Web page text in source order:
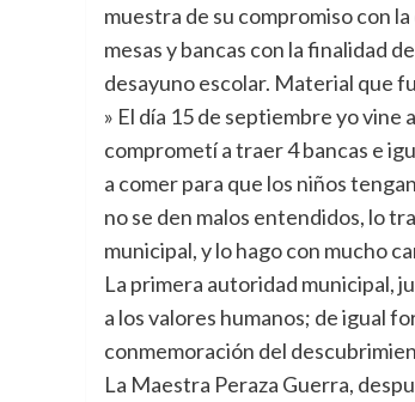
muestra de su compromiso con
mesas y bancas con la finalidad
desayuno escolar. Material que
» El día 15 de septiembre yo vine
comprometí a traer 4 bancas e
a comer para que los niños
no se den malos entendidos, lo
municipal, y lo hago con mucho
La primera autoridad municipal,
a los valores humanos; de igual
conmemoración del
La Maestra Peraza Guerra,